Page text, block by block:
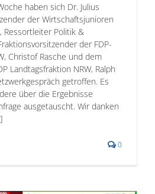
haben sich Dr. Julius
der Wirtschaftsjunioren
Ressortleiter Politik &
der FDP-
Christof Rasche und dem
Landtagsfraktion NRW, Ralph
getroffen. Es
über die Ergebnisse
ausgetauscht. Wir danken
0